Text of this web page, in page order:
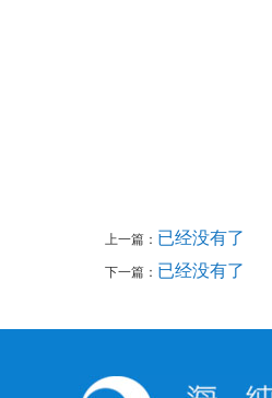
上一篇： 已经没有了
下一篇： 已经没有了